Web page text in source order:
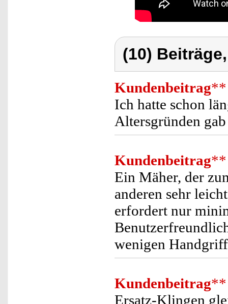
(10)
Kundenbeitrag**
Ich hatte schon
Altersgründen
Kundenbeitrag**
Ein Mäher, der
anderen sehr
erfordert nur
wenigen
Kundenbeitrag**
Ersatz-Klingen